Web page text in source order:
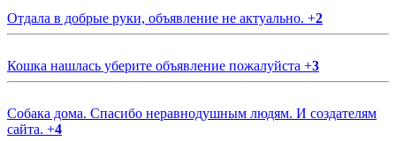
Отдала в добрые руки, объявление не актуально. +2
Кошка нашлась уберите объявление пожалуйста +3
Собака дома. Спасибо неравнодушным людям. И создателям
сайта. +4